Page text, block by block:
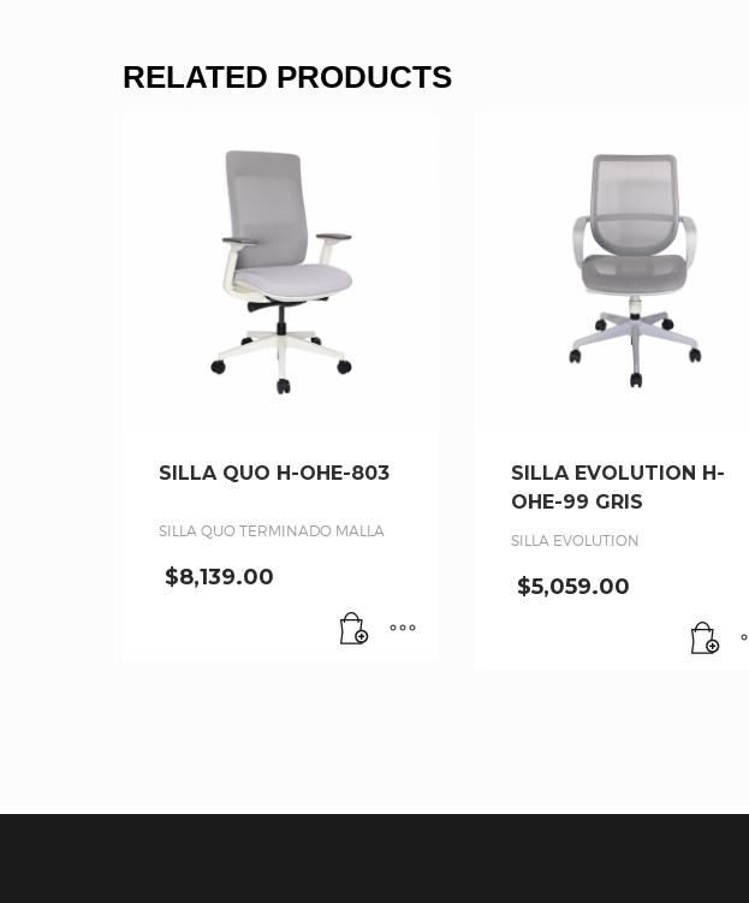
RELATED PRODUCTS
SILLA QUO H-OHE-803
SILLA QUO TERMINADO MALLA
$8,139.00
SILLA EVOLUTION H-
OHE-99 GRIS
SILLA EVOLUTION
$5,059.00